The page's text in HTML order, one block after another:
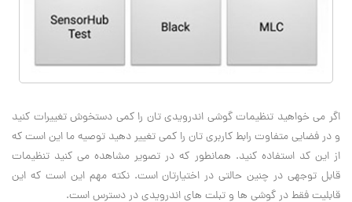
اگر می خواهید تنظیمات گوشی اندرویدی تان را کمی دستخوش تغییرات کنید
و در فضایی متفاوت رابط کاربری تان را کمی تغییر دهید توصیه ما این است که
از این کد استفاده کنید. همانطور که در تصویر مشاهده می کنید تنظیمات
قابل توجهی در چنین حالتی در اختیارتان است. نکته مهم این است که این
قابلیت فقط در گوشی ها و تبلت های اندرویدی در دسترس است.